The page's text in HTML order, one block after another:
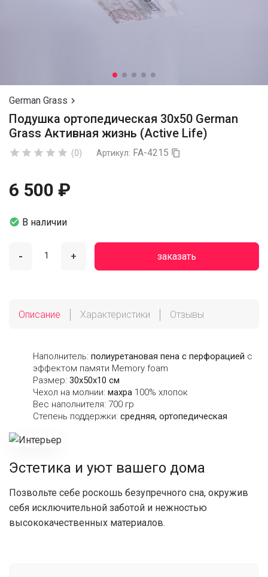
German Grass 
Подушка ортопедическая 30х50 German
Grass Активная жизнь (Active Life)
     (0) Артикул: FA-4215 
6 500 ₽
 В наличии
- + заказать
Описание Характеристики Отзывы
Наполнитель: полиуретановая пена с перфорацией с
эффектом памяти Memory foam
Размер: 30х50х10 см
Чехол на молнии: махра 100% хлопок
Вес наполнителя: 700 гр
Степень поддержки: средняя, ортопедическая
Эстетика и уют вашего дома
Позвольте себе роскошь безупречного сна, окружив
себя исключительной заботой и нежностью
высококачественных материалов.